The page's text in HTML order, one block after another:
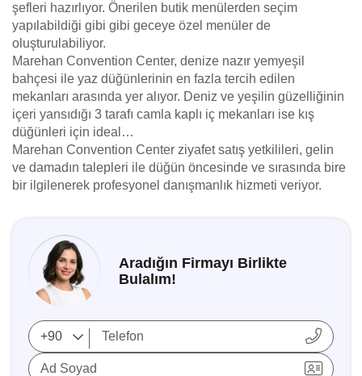
şefleri hazırlıyor. Önerilen butik menülerden seçim
yapılabildiği gibi gibi geceye özel menüler de
oluşturulabiliyor.
Marehan Convention Center, denize nazır yemyeşil
bahçesi ile yaz düğünlerinin en fazla tercih edilen
mekanları arasında yer alıyor. Deniz ve yeşilin güzelliğinin
içeri yansıdığı 3 tarafı camla kaplı iç mekanları ise kış
düğünleri için ideal…
Marehan Convention Center ziyafet satış yetkilileri, gelin
ve damadın talepleri ile düğün öncesinde ve sırasında bire
bir ilgilenerek profesyonel danışmanlık hizmeti veriyor.
Aradığın Firmayı Birlikte
Bulalım!
Ad Soyad